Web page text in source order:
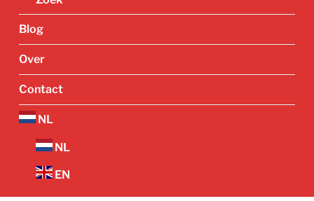
Blog
Over
Contact
NL
NL
EN